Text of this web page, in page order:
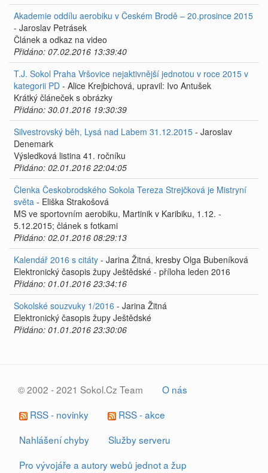
Akademie oddílu aerobiku v Českém Brodě – 20.prosince 2015
- Jaroslav Petrásek
Článek a odkaz na video
Přidáno: 07.02.2016 13:39:40
T.J. Sokol Praha Vršovice nejaktivnější jednotou v roce 2015 v
kategorii PD - Alice Krejbichová, upravil: Ivo Antušek
Krátký článeček s obrázky
Přidáno: 30.01.2016 19:30:39
Silvestrovský běh, Lysá nad Labem 31.12.2015 - Jaroslav
Denemark
Výsledková listina 41. ročníku
Přidáno: 02.01.2016 22:04:05
Členka Českobrodského Sokola Tereza Strejčková je Mistryní
světa - Eliška Strakošová
MS ve sportovním aerobiku, Martinik v Karibiku, 1.12. -
5.12.2015; článek s fotkami
Přidáno: 02.01.2016 08:29:13
Kalendář 2016 s citáty - Jarina Žitná, kresby Olga Bubeníková
Elektronický časopis župy Ještědské - příloha leden 2016
Přidáno: 01.01.2016 23:34:16
Sokolské souzvuky 1/2016 - Jarina Žitná
Elektronický časopis župy Ještědské
Přidáno: 01.01.2016 23:30:06
© 2002 - 2021 Sokol.Cz Team
O nás
RSS - novinky
RSS - akce
Nahlášení chyby
Služby serveru
Pro vývojáře a autory webů jednot a žup